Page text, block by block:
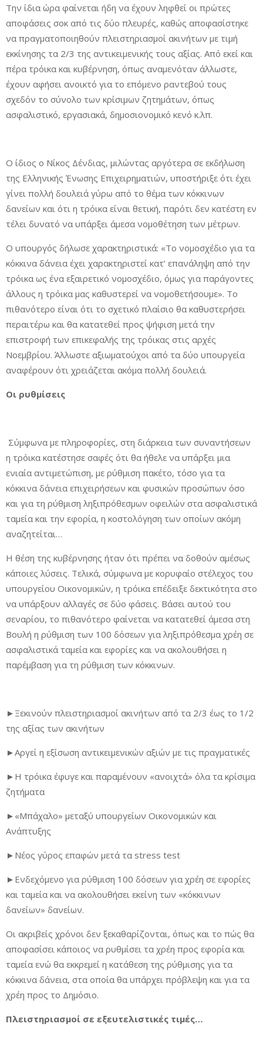
Την ίδια ώρα φαίνεται ήδη να έχουν ληφθεί οι πρώτες
αποφάσεις σοκ από τις δύο πλευρές, καθώς αποφασίστηκε
να πραγματοποιηθούν πλειστηριασμοί ακινήτων με τιμή
εκκίνησης τα 2/3 της αντικειμενικής τους αξίας. Από εκεί και
πέρα τρόικα και κυβέρνηση, όπως αναμενόταν άλλωστε,
έχουν αφήσει ανοικτό για το επόμενο ραντεβού τους
σχεδόν το σύνολο των κρίσιμων ζητημάτων, όπως
ασφαλιστικό, εργασιακά, δημοσιονομικό κενό κ.λπ.
Ο ίδιος ο Νίκος Δένδιας, μιλώντας αργότερα σε εκδήλωση
της Ελληνικής Ένωσης Επιχειρηματιών, υποστήριξε ότι έχει
γίνει πολλή δουλειά γύρω από το θέμα των κόκκινων
δανείων και ότι η τρόικα είναι θετική, παρότι δεν κατέστη εν
τέλει δυνατό να υπάρξει άμεσα νομοθέτηση των μέτρων.
Ο υπουργός δήλωσε χαρακτηριστικά: «Το νομοσχέδιο για τα
κόκκινα δάνεια έχει χαρακτηριστεί κατ’ επανάληψη από την
τρόικα ως ένα εξαιρετικό νομοσχέδιο, όμως για παράγοντες
άλλους η τρόικα μας καθυστερεί να νομοθετήσουμε». Το
πιθανότερο είναι ότι το σχετικό πλαίσιο θα καθυστερήσει
περαιτέρω και θα κατατεθεί προς ψήφιση μετά την
επιστροφή των επικεφαλής της τρόικας στις αρχές
Νοεμβρίου. Άλλωστε αξιωματούχοι από τα δύο υπουργεία
αναφέρουν ότι χρειάζεται ακόμα πολλή δουλειά.
Οι ρυθμίσεις
Σύμφωνα με πληροφορίες, στη διάρκεια των συναντήσεων
η τρόικα κατέστησε σαφές ότι θα ήθελε να υπάρξει μια
ενιαία αντιμετώπιση, με ρύθμιση πακέτο, τόσο για τα
κόκκινα δάνεια επιχειρήσεων και φυσικών προσώπων όσο
και για τη ρύθμιση ληξιπρόθεσμων οφειλών στα ασφαλιστικά
ταμεία και την εφορία, η κοστολόγηση των οποίων ακόμη
αναζητείται…
Η θέση της κυβέρνησης ήταν ότι πρέπει να δοθούν αμέσως
κάποιες λύσεις. Τελικά, σύμφωνα με κορυφαίο στέλεχος του
υπουργείου Οικονομικών, η τρόικα επέδειξε δεκτικότητα στο
να υπάρξουν αλλαγές σε δύο φάσεις. Βάσει αυτού του
σεναρίου, το πιθανότερο φαίνεται να κατατεθεί άμεσα στη
Βουλή η ρύθμιση των 100 δόσεων για ληξιπρόθεσμα χρέη σε
ασφαλιστικά ταμεία και εφορίες και να ακολουθήσει η
παρέμβαση για τη ρύθμιση των κόκκινων.
►Ξεκινούν πλειστηριασμοί ακινήτων από τα 2/3 έως το 1/2
της αξίας των ακινήτων
►Αργεί η εξίσωση αντικειμενικών αξιών με τις πραγματικές
►Η τρόικα έφυγε και παραμένουν «ανοιχτά» όλα τα κρίσιμα
ζητήματα
►«Μπάχαλο» μεταξύ υπουργείων Οικονομικών και
Ανάπτυξης
►Νέος γύρος επαφών μετά τα stress test
►Ενδεχόμενο για ρύθμιση 100 δόσεων για χρέη σε εφορίες
και ταμεία και να ακολουθήσει εκείνη των «κόκκινων
δανείων» δανείων.
Οι ακριβείς χρόνοι δεν ξεκαθαρίζονται, όπως και το πώς θα
αποφασίσει κάποιος να ρυθμίσει τα χρέη προς εφορία και
ταμεία ενώ θα εκκρεμεί η κατάθεση της ρύθμισης για τα
κόκκινα δάνεια, στα οποία θα υπάρχει πρόβλεψη και για τα
χρέη προς το Δημόσιο.
Πλειστηριασμοί σε εξευτελιστικές τιμές…